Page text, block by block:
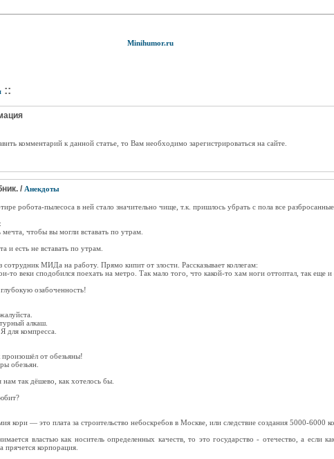
Minihumor.ru
::
комментарий к данной статье, то Вам необходимо зарегистрироваться на сайте.
/ Анекдоты
робота-пылесоса в ней стало значительно чище, т.к. пришлось убрать с пола все
чтобы вы могли вставать по утрам.
и есть не вставать по утрам.
сотрудник МИДа на работу. Прямо кипит от злости. Рассказывает коллегам:
то веки сподобился поехать на метро. Так мало того, что какой-то хам ноги оттоптал, так еще и
озабоченность!
алкаш.
компресса.
произошёл от обезьяны!
обезьян.
так дёшево, как хотелось бы.
кори — это плата за строительство небоскребов в Москве, или следствие создания 5000-6000
властью как носитель определенных качеств, то это государство - отечество, а если
прячется корпорация.